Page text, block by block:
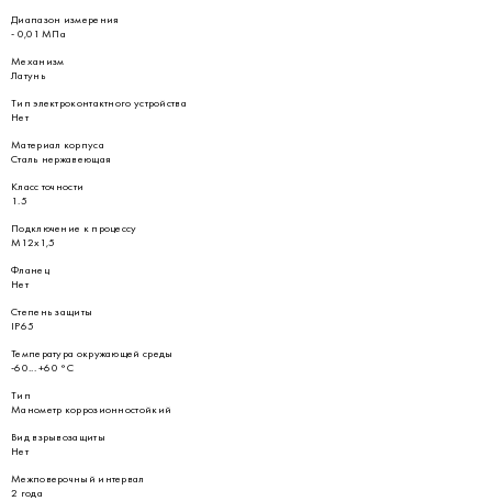
Диапазон измерения
- 0,01 МПа
Механизм
Латунь
Тип электроконтактного устройства
Нет
Материал корпуса
Сталь нержавеющая
Класс точности
1.5
Подключение к процессу
М12х1,5
Фланец
Нет
Степень защиты
IP65
Температура окружающей среды
-60... +60 °С
Тип
Манометр коррозионностойкий
Вид взрывозащиты
Нет
Межповерочный интервал
2 года